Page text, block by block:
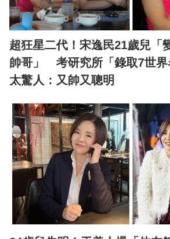
超狂星二代！宋逸民21歲兒「
帥哥」 考研究所「錄取7世界
太驚人：又帥又聰明